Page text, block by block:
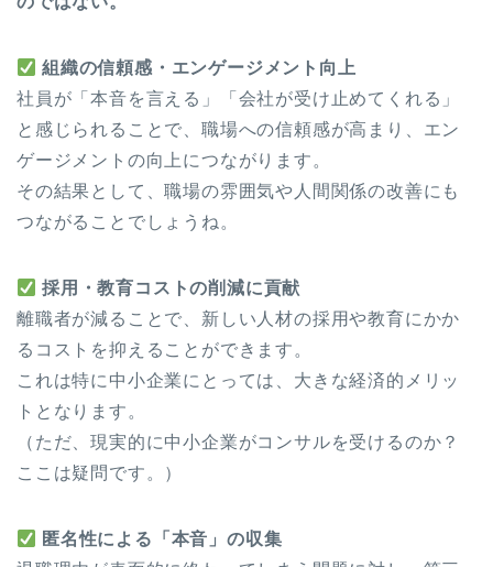
組織の信頼感・エンゲージメント向上
社員が「本音を言える」「会社が受け止めてくれる」
と感じられることで、職場への信頼感が高まり、エン
ゲージメントの向上につながります。
その結果として、職場の雰囲気や人間関係の改善にも
つながることでしょうね。
採用・教育コストの削減に貢献
離職者が減ることで、新しい人材の採用や教育にかか
るコストを抑えることができます。
これは特に中小企業にとっては、大きな経済的メリッ
トとなります。
（ただ、現実的に中小企業がコンサルを受けるのか？
ここは疑問です。）
匿名性による「本音」の収集